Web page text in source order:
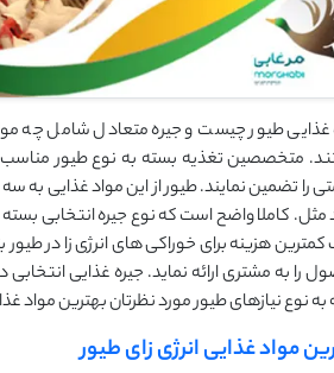
غذایی طیور چیست و جیره متعادل شامل چه
متخصصین تغذیه بسته به نوع طیور مناسب
را تضمین نمایند. طیور از این مواد غذایی
مثل. کاملا واضح است که نوع جیره انتخابی
هزینه برای خوراکی های انرژی زا در
را به مشتری ارائه نماید. جیره غذایی
نوع نیازهای طیور مورد نظرتان بهترین مواد
مواد غذایی انرژی زای طیور